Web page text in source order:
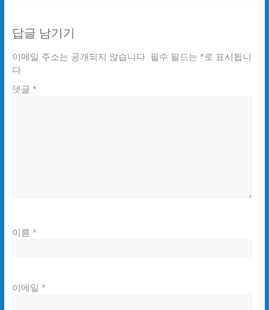
답글 남기기
이메일 주소는 공개되지 않습니다. 필수 필드는 *로 표시됩니
다
댓글 *
이름 *
이메일 *